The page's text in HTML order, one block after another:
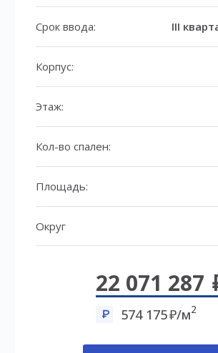
Срок ввода: III
Корпус:
Этаж:
Кол-во спален:
Площадь:
Округ
22 071 287
574 175 /м2